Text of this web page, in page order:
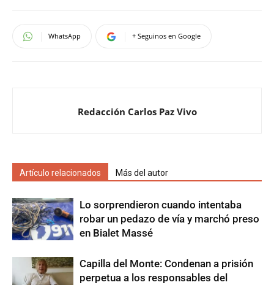
WhatsApp + Seguinos en Google
Redacción Carlos Paz Vivo
Artículo relacionados Más del autor
Lo sorprendieron cuando intentaba
robar un pedazo de vía y marchó preso
en Bialet Massé
Capilla del Monte: Condenan a prisión
perpetua a los responsables del